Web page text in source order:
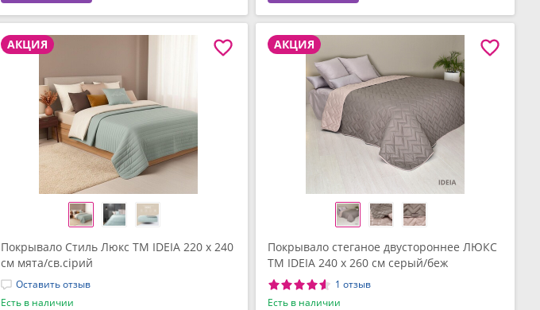
АКЦИЯ
Покрывало Стиль Люкс TM IDEIA 220 x 240
см мята/св.сірий
Оставить отзыв
Есть в наличии
АКЦИЯ
Покрывало стеганое двустороннее ЛЮКС
TM IDEIA 240 x 260 см серый/беж
1 отзыв
Есть в наличии